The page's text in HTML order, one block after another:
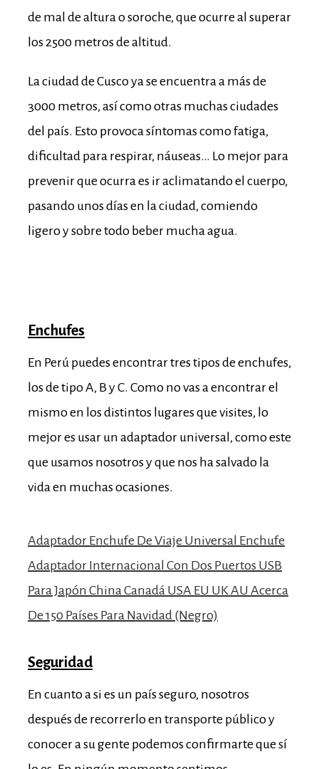
de mal de altura o soroche, que ocurre al superar
los 2500 metros de altitud.
La ciudad de Cusco ya se encuentra a más de
3000 metros, así como otras muchas ciudades
del país. Esto provoca síntomas como fatiga,
dificultad para respirar, náuseas… Lo mejor para
prevenir que ocurra es ir aclimatando el cuerpo,
pasando unos días en la ciudad, comiendo
ligero y sobre todo beber mucha agua.
Enchufes
En Perú puedes encontrar tres tipos de enchufes,
los de tipo A, B y C. Como no vas a encontrar el
mismo en los distintos lugares que visites, lo
mejor es usar un adaptador universal, como este
que usamos nosotros y que nos ha salvado la
vida en muchas ocasiones.
Adaptador Enchufe De Viaje Universal Enchufe
Adaptador Internacional Con Dos Puertos USB
Para Japón China Canadá USA EU UK AU Acerca
De 150 Países Para Navidad (Negro)
Seguridad
En cuanto a si es un país seguro, nosotros
después de recorrerlo en transporte público y
conocer a su gente podemos confirmarte que sí